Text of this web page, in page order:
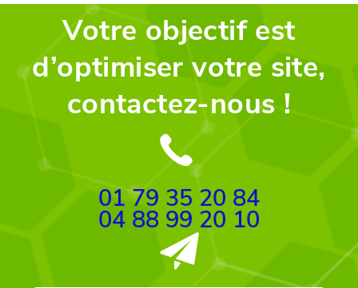
Votre objectif est
d’optimiser votre site,
contactez-nous !
01 79 35 20 84
04 88 99 20 10